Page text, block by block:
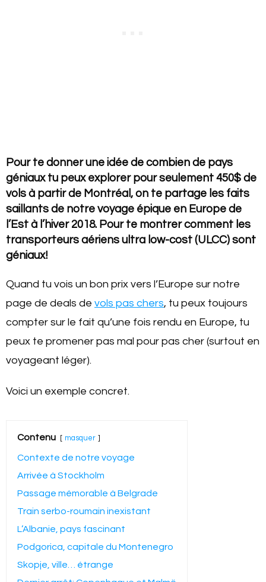
Pour te donner une idée de combien de pays
géniaux tu peux explorer pour seulement 450$ de
vols à partir de Montréal, on te partage les faits
saillants de notre voyage épique en Europe de
l’Est à l’hiver 2018. Pour te montrer comment les
transporteurs aériens ultra low-cost (ULCC) sont
géniaux!
Quand tu vois un bon prix vers l’Europe sur notre
page de deals de vols pas chers, tu peux toujours
compter sur le fait qu’une fois rendu en Europe, tu
peux te promener pas mal pour pas cher (surtout en
voyageant léger).
Voici un exemple concret.
Contenu masquer
Contexte de notre voyage
Arrivée à Stockholm
Passage mémorable à Belgrade
Train serbo-roumain inexistant
L’Albanie, pays fascinant
Podgorica, capitale du Montenegro
Skopje, ville… étrange